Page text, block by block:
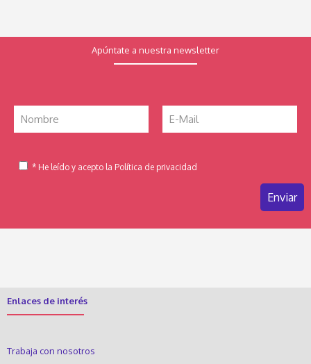
Apúntate a nuestra newsletter
* He leído y acepto la Política de privacidad
Enlaces de interés
Trabaja con nosotros